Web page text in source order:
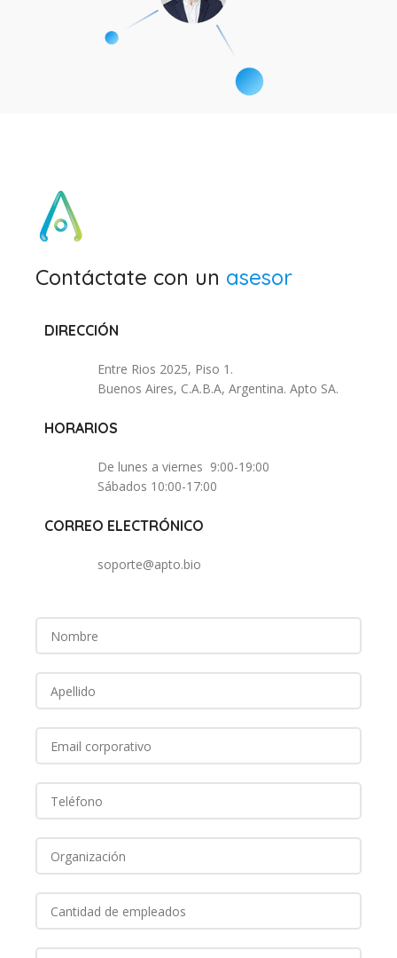
Contáctate con un asesor
DIRECCIÓN
Entre Rios 2025, Piso 1.
Buenos Aires, C.A.B.A, Argentina. Apto SA.
HORARIOS
De lunes a viernes 9:00-19:00
Sábados 10:00-17:00
CORREO ELECTRÓNICO
soporte@apto.bio